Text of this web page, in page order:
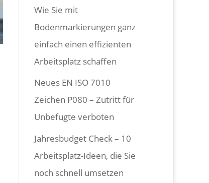
Wie Sie mit
Bodenmarkierungen ganz
einfach einen effizienten
Arbeitsplatz schaffen
Neues EN ISO 7010
Zeichen P080 – Zutritt für
Unbefugte verboten
Jahresbudget Check – 10
Arbeitsplatz-Ideen, die Sie
noch schnell umsetzen